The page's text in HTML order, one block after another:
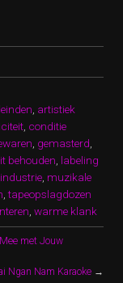
artistiek
conditie
gemasterd
behouden labeling
muzikale
,tapeopslagdozen
warme klank
met Jouw
Ngan Nam Karaoke →